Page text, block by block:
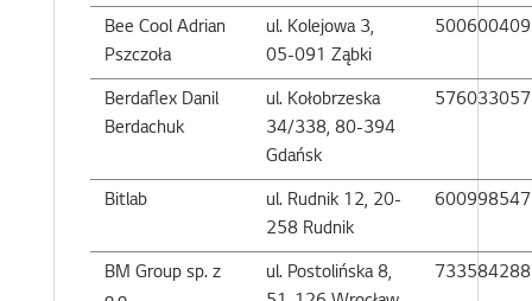
Bee Cool Adrian
Pszczoła
ul. Kolejowa 3,
05-091 Ząbki
500600409
Berdaflex Danil
Berdachuk
ul. Kołobrzeska
34/338, 80-394
Gdańsk
576033057
Bitlab
ul. Rudnik 12, 20-
258 Rudnik
600998547
BM Group sp. z
ul. Postolińska 8,
733584288